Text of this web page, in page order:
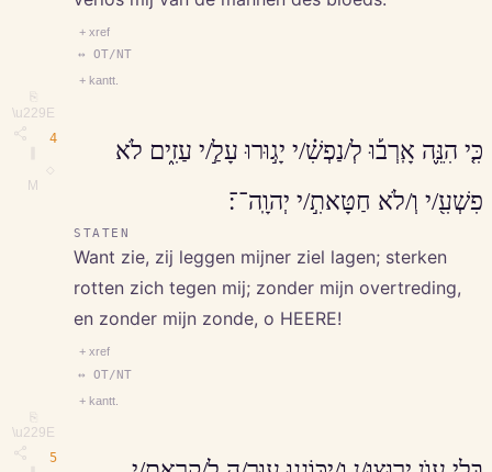
⎘
\u229E
M
+ xref
↔ OT/NT
+ kantt.
4
⎘
\u229E
כִּ֤י הִנֵּ֪ה אָֽרְב֡וּ לְ/נַפְשִׁ֗/י יָג֣וּרוּ עָלַ֣/י עַזִ֑ים לֹא
פִשְׁעִ֖/י וְ/לֹא חַטָּאתִ֣/י יְהוָֽה־־׃
STATEN
Want zie, zij leggen mijner ziel lagen; sterken
rotten zich tegen mij; zonder mijn overtreding,
en zonder mijn zonde, o HEERE!
+ xref
↔ OT/NT
+ kantt.
5